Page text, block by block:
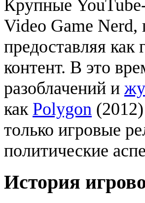
Крупные
Video Game
предоставляя как
контент. В это
разоблачений и
как Polygon
только игровые
политические
История